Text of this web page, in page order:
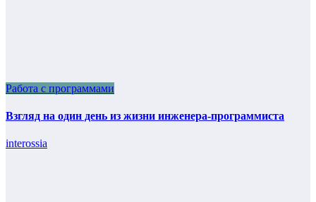
Работа с программами
Взгляд на один день из жизни инженера-программиста
interossia